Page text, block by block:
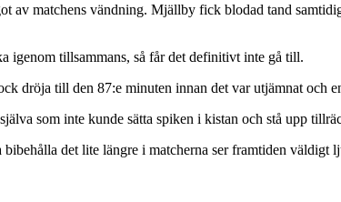
av matchens vändning. Mjällby fick blodad tand
igenom tillsammans, så får det definitivt inte gå till.
dröja till den 87:e minuten innan det var utjämnat och
som inte kunde sätta spiken i kistan och stå upp
det lite längre i matcherna ser framtiden väldigt